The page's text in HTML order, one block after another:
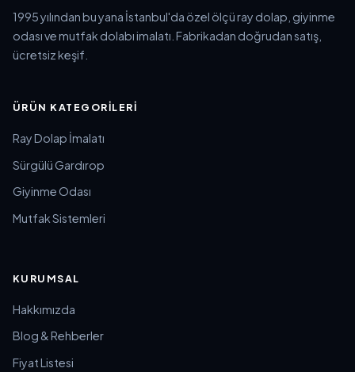
1995 yılından bu yana İstanbul'da özel ölçü ray dolap, giyinme
odası ve mutfak dolabı imalatı. Fabrikadan doğrudan satış,
ücretsiz keşif.
ÜRÜN KATEGORILERI
Ray Dolap İmalatı
Sürgülü Gardırop
Giyinme Odası
Mutfak Sistemleri
KURUMSAL
Hakkımızda
Blog & Rehberler
Fiyat Listesi